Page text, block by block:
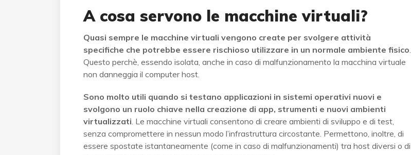
A cosa servono le macchine virtuali?
Quasi sempre le macchine virtuali vengono create per svolgere attività
specifiche che potrebbe essere rischioso utilizzare in un normale ambiente fisico.
Questo perchè, essendo isolata, anche in caso di malfunzionamento la macchina virtuale
non danneggia il computer host.
Sono molto utili quando si testano applicazioni in sistemi operativi nuovi e
svolgono un ruolo chiave nella creazione di app, strumenti e nuovi ambienti
virtualizzati. Le macchine virtuali consentono di creare ambienti di sviluppo e di test,
senza compromettere in nessun modo l’infrastruttura circostante. Permettono, inoltre, di
essere spostate istantaneamente (come in caso di malfunzionamenti) tra host diversi o di